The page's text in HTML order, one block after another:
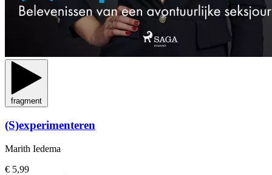
fragment
(S)experimenteren
Marith Iedema
€ 5,99